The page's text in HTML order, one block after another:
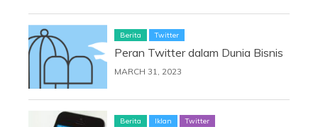
Berita Twitter
Peran Twitter dalam Dunia Bisnis
MARCH 31, 2023
Berita Iklan Twitter